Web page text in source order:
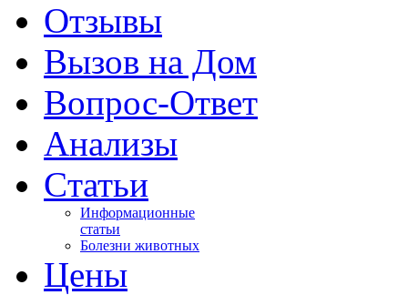
Отзывы
Вызов на Дом
Вопрос-Ответ
Анализы
Cтатьи
Информационные
статьи
Болезни животных
Цены